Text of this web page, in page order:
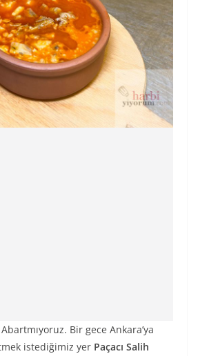
Bir gece Ankara’ya
istediğimiz yer Paçacı Salih